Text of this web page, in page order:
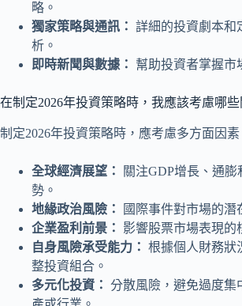
略。
獨家策略與通訊： 詳細的投資劇本和
析。
即時新聞與數據：
幫助投資者掌握市
在制定2026年投資策略時，我應該考慮哪些
制定2026年投資策略時，應考慮多方面因素
全球經濟展望：
關注GDP增長、通膨
勢。
地緣政治風險：
國際事件對市場的潛
企業盈利前景：
影響股票市場表現的
自身風險承受能力： 根據個人財務狀
整投資組合。
多元化投資： 分散風險，避免過度集